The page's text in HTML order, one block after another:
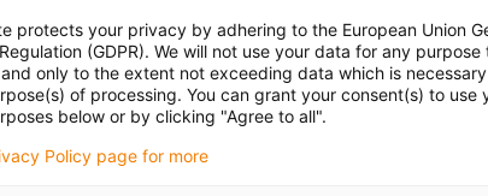
protects your privacy by adhering to the European Union
(GDPR). We will not use your data for any
only to the extent not exceeding data which is
of processing. You can grant your consent(s) to use
below or by clicking "Agree to all".
Policy page for more